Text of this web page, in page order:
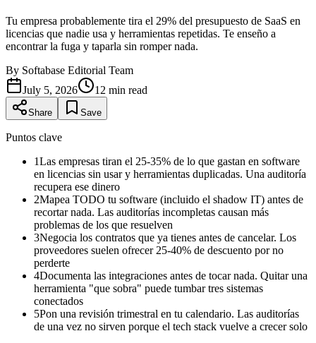
Tu empresa probablemente tira el 29% del presupuesto de SaaS en
licencias que nadie usa y herramientas repetidas. Te enseño a
encontrar la fuga y taparla sin romper nada.
By Softabase Editorial Team
July 5, 2026
12 min read
Share Save
Puntos clave
1Las empresas tiran el 25-35% de lo que gastan en software
en licencias sin usar y herramientas duplicadas. Una auditoría
recupera ese dinero
2Mapea TODO tu software (incluido el shadow IT) antes de
recortar nada. Las auditorías incompletas causan más
problemas de los que resuelven
3Negocia los contratos que ya tienes antes de cancelar. Los
proveedores suelen ofrecer 25-40% de descuento por no
perderte
4Documenta las integraciones antes de tocar nada. Quitar una
herramienta "que sobra" puede tumbar tres sistemas
conectados
5Pon una revisión trimestral en tu calendario. Las auditorías
de una vez no sirven porque el tech stack vuelve a crecer solo